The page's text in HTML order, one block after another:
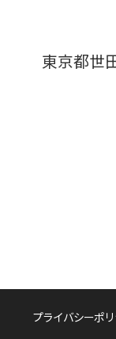
東京都世
プライバシーポ